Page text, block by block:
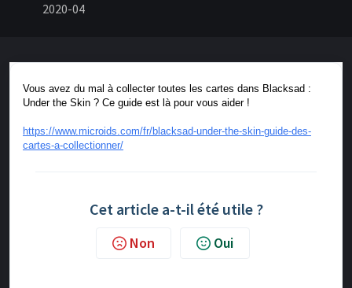
2020-04
Vous avez du mal à collecter toutes les cartes dans Blacksad :
Under the Skin ? Ce guide est là pour vous aider !
https://www.microids.com/fr/blacksad-under-the-skin-guide-des-
cartes-a-collectionner/
Cet article a-t-il été utile ?
Non Oui